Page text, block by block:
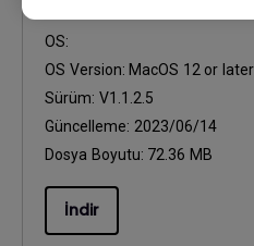
OS:
OS Version: MacOS 12 or later
Sürüm: V1.1.2.5
Güncelleme: 2023/06/14
Dosya Boyutu: 72.36 MB
İndir